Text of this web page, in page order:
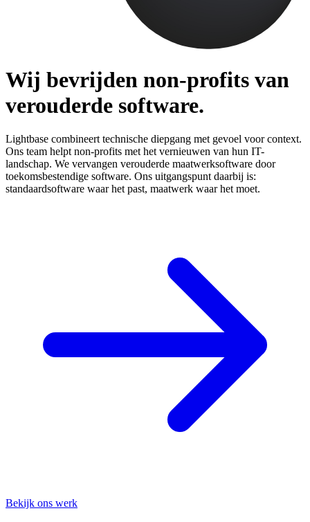
Wij bevrijden non-profits van
verouderde software.
Lightbase combineert technische diepgang met gevoel voor context.
Ons team helpt non-profits met het vernieuwen van hun IT-
landschap. We vervangen verouderde maatwerksoftware door
toekomsbestendige software. Ons uitgangspunt daarbij is:
standaardsoftware waar het past, maatwerk waar het moet.
Bekijk ons werk